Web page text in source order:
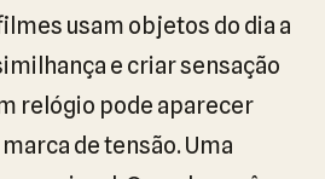
usam objetos do dia a
e criar sensação
relógio pode aparecer
de tensão. Uma